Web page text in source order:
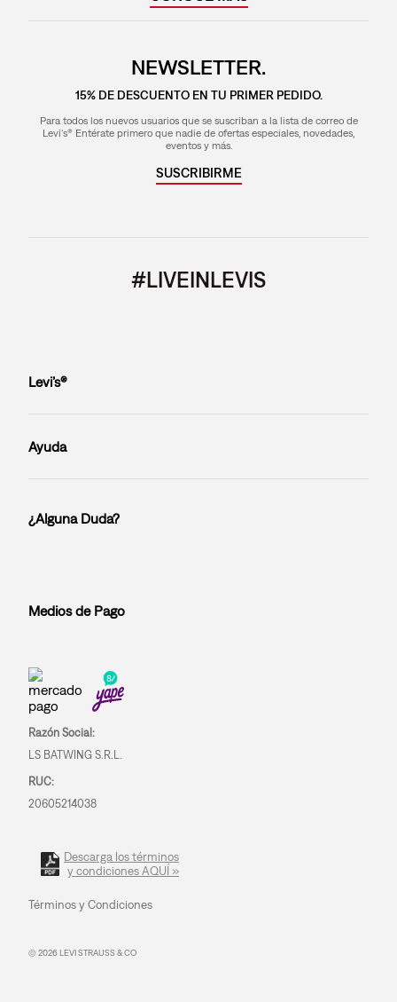
NEWSLETTER.
15% DE DESCUENTO EN TU PRIMER PEDIDO.
Para todos los nuevos usuarios que se suscriban a la lista de correo de
Levi's® Entérate primero que nadie de ofertas especiales, novedades,
eventos y más.
SUSCRIBIRME
#LIVEINLEVIS
Levi’s®
Ayuda
¿Alguna Duda?
Medios de Pago
Razón Social:
LS BATWING S.R.L.
RUC:
20605214038
Descarga los términos
y condiciones AQUÍ »
Términos y Condiciones
© 2026 LEVI STRAUSS & CO